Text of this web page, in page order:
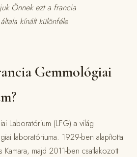
Önnek ezt a francia
kínált különféle
Gemmológiai
Laboratórium (LFG) a világ
laboratóriuma. 1929-ben alapította
Kamara, majd 2011-ben csatlakozott